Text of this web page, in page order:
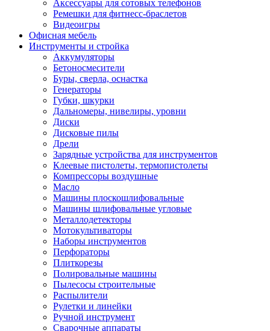
Аксессуары для сотовых телефонов
Ремешки для фитнесс-браслетов
Видеоигры
Офисная мебель
Инструменты и стройка
Аккумуляторы
Бетоносмесители
Буры, сверла, оснастка
Генераторы
Губки, шкурки
Дальномеры, нивелиры, уровни
Диски
Дисковые пилы
Дрели
Зарядные устройства для инструментов
Клеевые пистолеты, термопистолеты
Компрессоры воздушные
Масло
Машины плоскошлифовальные
Машины шлифовальные угловые
Металлодетекторы
Мотокультиваторы
Наборы инструментов
Перфораторы
Плиткорезы
Полировальные машины
Пылесосы строительные
Распылители
Рулетки и линейки
Ручной инструмент
Сварочные аппараты